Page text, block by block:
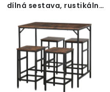
dílná sestava, rustikální